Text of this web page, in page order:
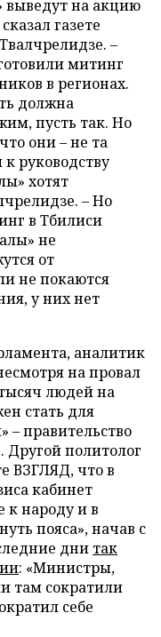
выведут на акцию
газете
–
митинг
в регионах.
должна
пусть так. Но
они – не та
руководству
хотят
– Но
в Тбилиси
не
от
не покаются
у них нет
аналитик
на провал
людей на
стать для
– правительство
Другой политолог
ВЗГЛЯД, что в
кабинет
народу и в
пояса», начав с
дни так
: «Министры,
там сократили
себе